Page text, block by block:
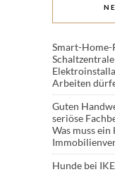
Smart-Home-
Arbeiten
Guten
seriöse
Was muss
Hunde bei